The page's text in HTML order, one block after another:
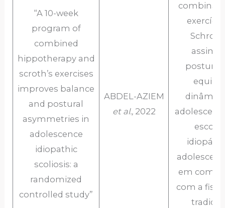
“A 10-week
program of
combined
hippotherapy and
scroth’s exercises
improves balance
and postural
asymmetries in
adolescence
idiopathic
scoliosis: a
randomized
controlled study”
ABDEL-AZIEM
et al., 2022
postural
em
com a